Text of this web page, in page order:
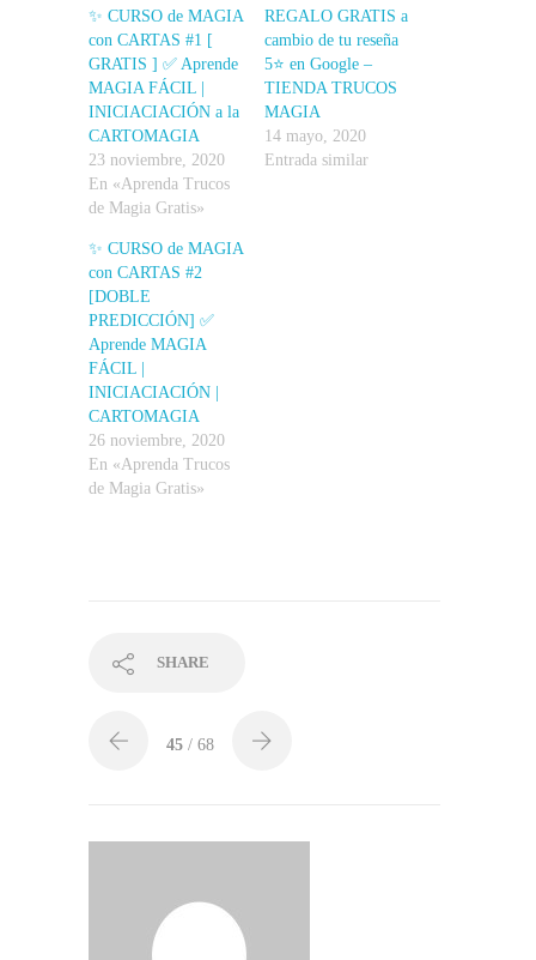
✨ CURSO de MAGIA
con CARTAS #1 [
GRATIS ] ✅ Aprende
MAGIA FÁCIL |
INICIACIACIÓN a la
CARTOMAGIA
23 noviembre, 2020
En «Aprenda Trucos
de Magia Gratis»
REGALO GRATIS a
cambio de tu reseña
5⭐ en Google –
TIENDA TRUCOS
MAGIA
14 mayo, 2020
Entrada similar
✨ CURSO de MAGIA
con CARTAS #2
[DOBLE
PREDICCIÓN] ✅
Aprende MAGIA
FÁCIL |
INICIACIACIÓN |
CARTOMAGIA
26 noviembre, 2020
En «Aprenda Trucos
de Magia Gratis»
SHARE
45 / 68